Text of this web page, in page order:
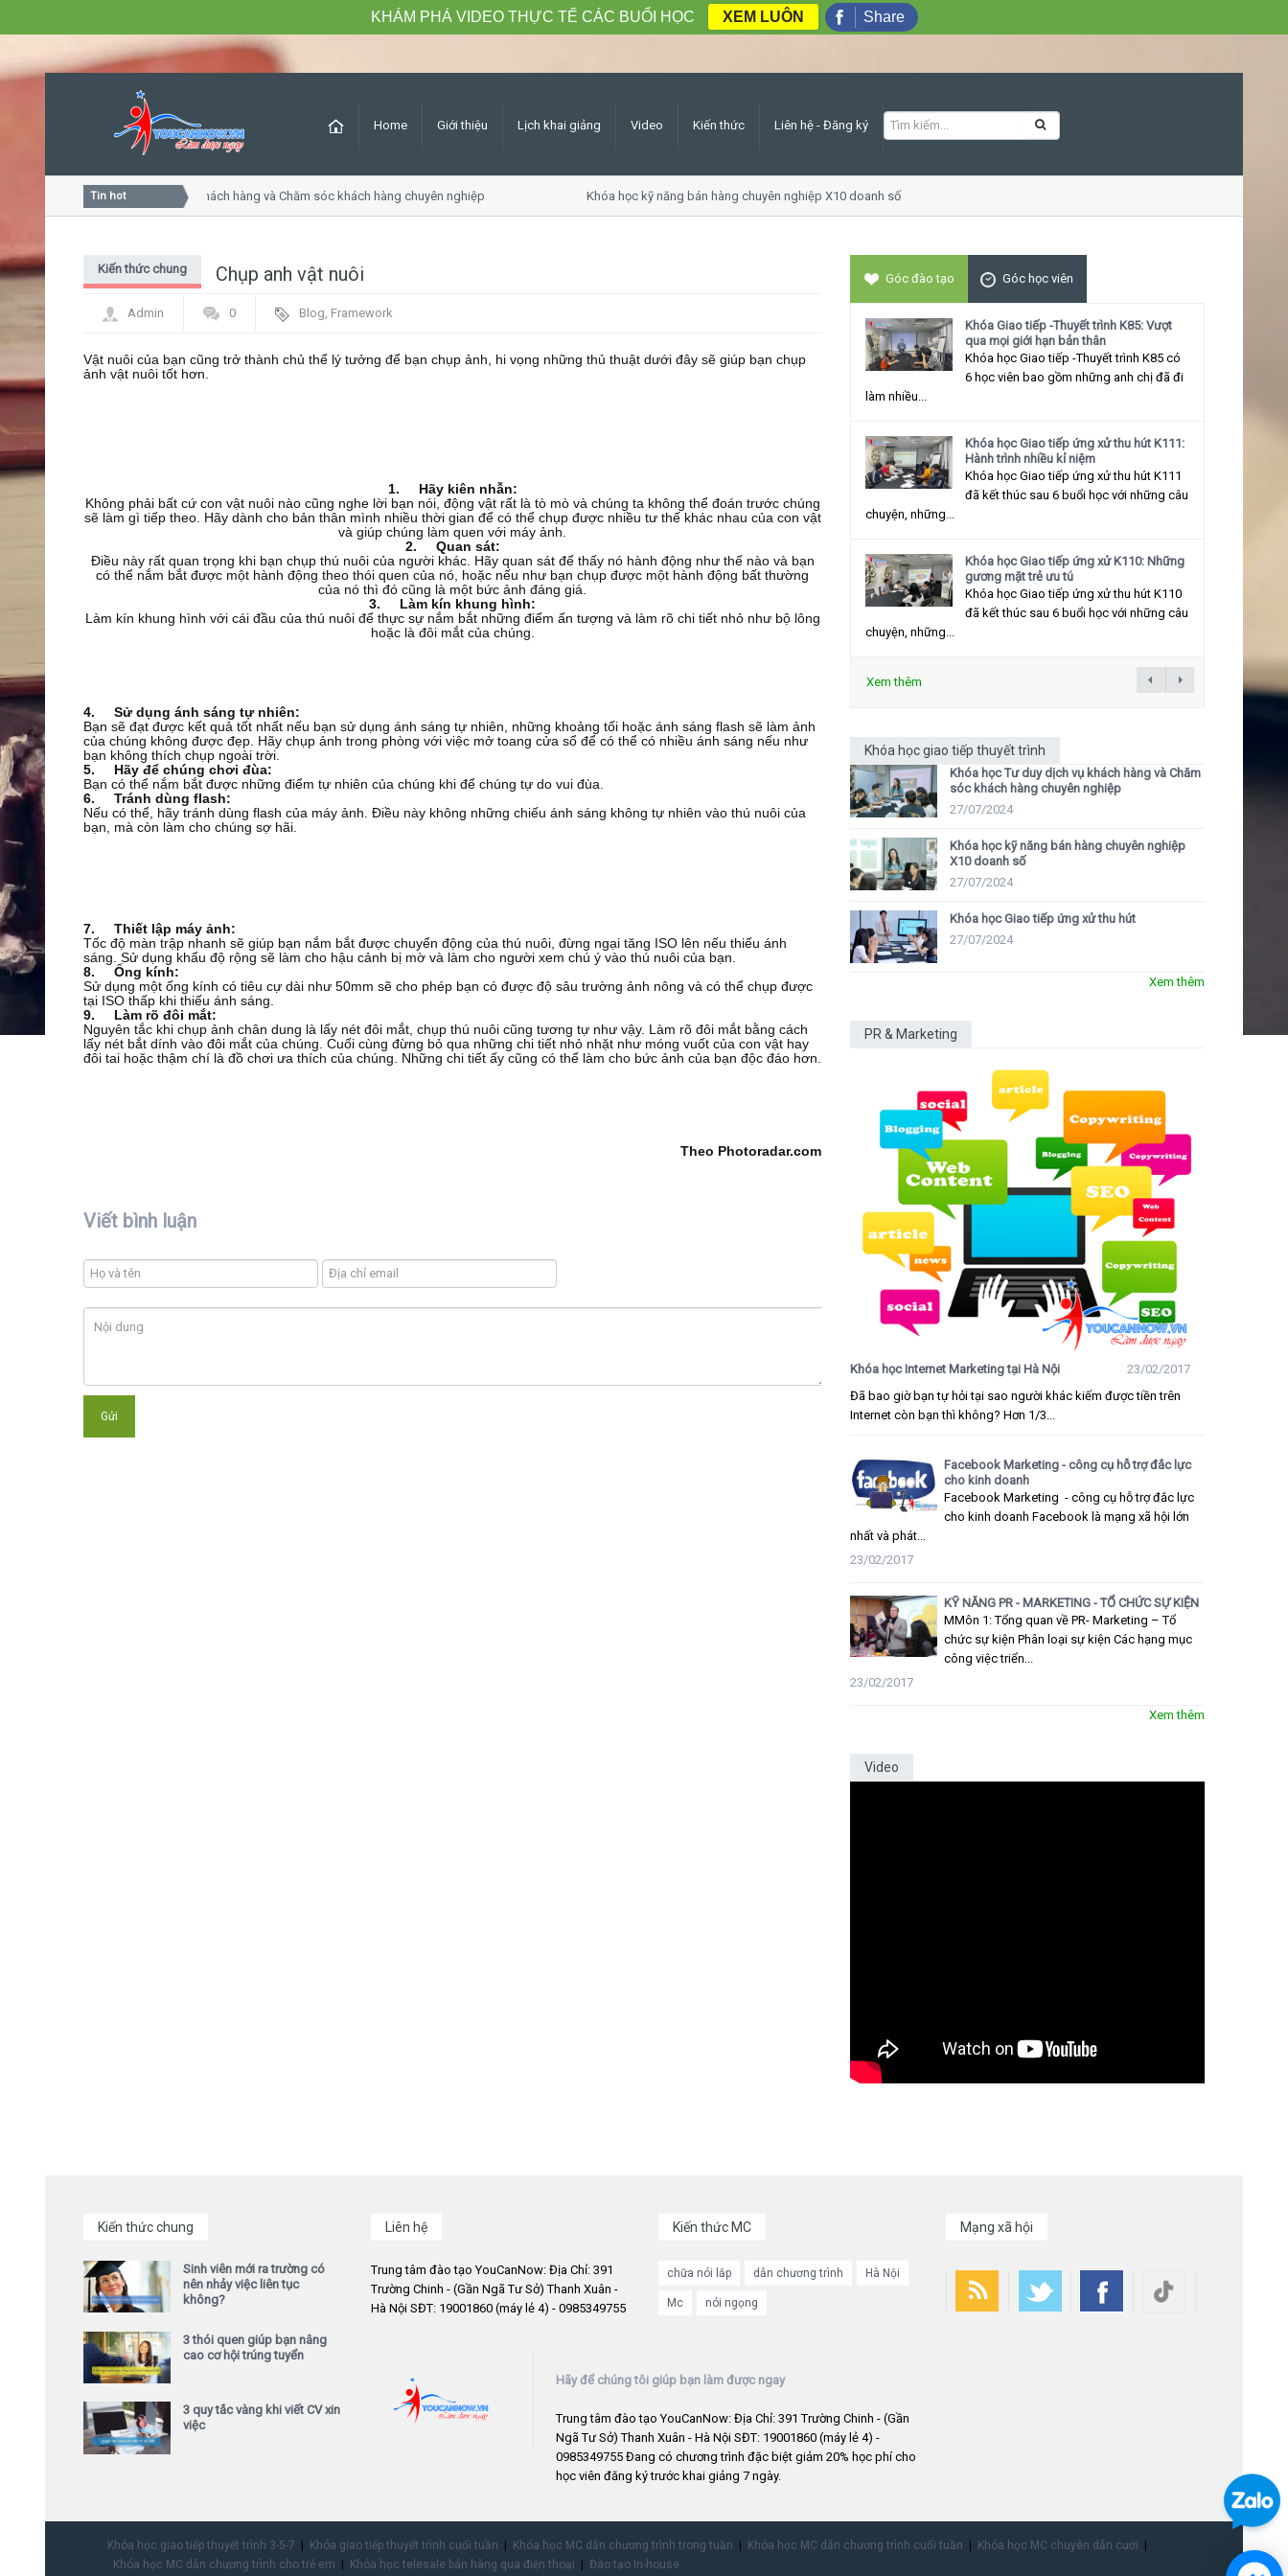
Home Giới thiệu Lịch khai giảng Video Kiến thức Liên hệ - Đăng ký
Tin hot
Khóa học Tư duy dịch vụ khách hàng và Chăm sóc khách hàng chuyên nghiệp Khóa học kỹ năng bán hàng chuyên nghiệp X10 doanh số
Chụp anh vật nuôi
Kiến thức chung
Admin 0 Blog, Framework
Vật nuôi của bạn cũng trở thành chủ thể lý tưởng để bạn chụp ảnh, hi vọng những thủ thuật dưới đây sẽ giúp bạn chụp
ảnh vật nuôi tốt hơn.
1. Hãy kiên nhẫn:
Không phải bất cứ con vật nuôi nào cũng nghe lời bạn nói, động vật rất là tò mò và chúng ta không thể đoán trước chúng
sẽ làm gì tiếp theo. Hãy dành cho bản thân mình nhiều thời gian để có thể chụp được nhiều tư thế khác nhau của con vật
và giúp chúng làm quen với máy ảnh.
2. Quan sát:
Điều này rất quan trọng khi bạn chụp thú nuôi của người khác. Hãy quan sát để thấy nó hành động như thế nào và bạn
có thể nắm bắt được một hành động theo thói quen của nó, hoặc nếu như bạn chụp được một hành động bất thường
của nó thì đó cũng là một bức ảnh đáng giá.
3. Làm kín khung hình:
Làm kín khung hình với cái đầu của thú nuôi để thực sự nắm bắt những điểm ấn tượng và làm rõ chi tiết nhỏ như bộ lông
hoặc là đôi mắt của chúng.
4. Sử dụng ánh sáng tự nhiên:
Bạn sẽ đạt được kết quả tốt nhất nếu bạn sử dụng ánh sáng tự nhiên, những khoảng tối hoặc ánh sáng flash sẽ làm ảnh
của chúng không được đẹp. Hãy chụp ảnh trong phòng với việc mở toang cửa sổ để có thể có nhiều ánh sáng nếu như
bạn không thích chụp ngoài trời.
5. Hãy để chúng chơi đùa:
Bạn có thể nắm bắt được những điểm tự nhiên của chúng khi để chúng tự do vui đùa.
6. Tránh dùng flash:
Nếu có thể, hãy tránh dùng flash của máy ảnh. Điều này không những chiếu ánh sáng không tự nhiên vào thú nuôi của
bạn, mà còn làm cho chúng sợ hãi.
7. Thiết lập máy ảnh:
Tốc độ màn trập nhanh sẽ giúp bạn nắm bắt được chuyển động của thú nuôi, đừng ngại tăng ISO lên nếu thiếu ánh
sáng. Sử dụng khẩu độ rộng sẽ làm cho hậu cảnh bị mờ và làm cho người xem chú ý vào thú nuôi của bạn.
8. Ống kính:
Sử dụng một ống kính có tiêu cự dài như 50mm sẽ cho phép bạn có được độ sâu trường ảnh nông và có thể chụp được
tại ISO thấp khi thiếu ánh sáng.
9. Làm rõ đôi mắt:
Nguyên tắc khi chụp ảnh chân dung là lấy nét đôi mắt, chụp thú nuôi cũng tương tự như vậy. Làm rõ đôi mắt bằng cách
lấy nét bắt dính vào đôi mắt của chúng. Cuối cùng đừng bỏ qua những chi tiết nhỏ nhặt như móng vuốt của con vật hay
đôi tai hoặc thậm chí là đồ chơi ưa thích của chúng. Những chi tiết ấy cũng có thể làm cho bức ảnh của bạn độc đáo hơn.
Theo Photoradar.com
Viết bình luận
Góc đào tạo Góc học viên
Khóa Giao tiếp -Thuyết trình K85: Vượt
qua mọi giới hạn bản thân
Khóa học Giao tiếp -Thuyết trình K85 có
6 học viên bao gồm những anh chị đã đi
làm nhiều...
Khóa học Giao tiếp ứng xử thu hút K111:
Hành trình nhiều kỉ niệm
Khóa học Giao tiếp ứng xử thu hút K111
đã kết thúc sau 6 buổi học với những câu
chuyện, những...
Khóa học Giao tiếp ứng xử K110: Những
gương mặt trẻ ưu tú
Khóa học Giao tiếp ứng xử thu hút K110
đã kết thúc sau 6 buổi học với những câu
chuyện, những...
Xem thêm
Khóa học giao tiếp thuyết trình
Khóa học Tư duy dịch vụ khách hàng và Chăm
sóc khách hàng chuyên nghiệp
27/07/2024
Khóa học kỹ năng bán hàng chuyên nghiệp
X10 doanh số
27/07/2024
Khóa học Giao tiếp ứng xử thu hút
27/07/2024
Xem thêm
PR & Marketing
Khóa học Internet Marketing tại Hà Nội
23/02/2017
Đã bao giờ bạn tự hỏi tại sao người khác kiếm được tiền trên
Internet còn bạn thì không? Hơn 1/3...
Facebook Marketing - công cụ hỗ trợ đắc lực
cho kinh doanh
Facebook Marketing - công cụ hỗ trợ đắc lực
cho kinh doanh Facebook là mạng xã hội lớn
nhất và phát...
23/02/2017
KỸ NĂNG PR - MARKETING - TỔ CHỨC SỰ KIỆN
MMôn 1: Tổng quan về PR- Marketing – Tổ
chức sự kiện Phân loại sự kiện Các hạng mục
công việc triển...
23/02/2017
Xem thêm
Video
Kiến thức chung
Sinh viên mới ra trường có
nên nhảy việc liên tục
không?
3 thói quen giúp bạn nâng
cao cơ hội trúng tuyển
3 quy tắc vàng khi viết CV xin
việc
Liên hệ
Trung tâm đào tạo YouCanNow: Địa Chỉ: 391
Trường Chinh - (Gần Ngã Tư Sở) Thanh Xuân -
Hà Nội SĐT: 19001860 (máy lẻ 4) - 0985349755
Kiến thức MC
chữa nói lắp dẫn chương trình Hà Nội
Mc nói ngọng
Mạng xã hội
Hãy để chúng tôi giúp bạn làm được ngay
Trung tâm đào tạo YouCanNow: Địa Chỉ: 391 Trường Chinh - (Gần
Ngã Tư Sở) Thanh Xuân - Hà Nội SĐT: 19001860 (máy lẻ 4) -
0985349755 Đang có chương trình đặc biệt giảm 20% học phí cho
học viên đăng ký trước khai giảng 7 ngày.
Khóa học giao tiếp thuyết trình 3-5-7 Khóa giao tiếp thuyết trình cuối tuần Khóa học MC dẫn chương trình trong tuần Khóa học MC dẫn chương trình cuối tuần
Khóa học MC chuyên dẫn cưới
Khóa học MC dẫn chương trình cho trẻ em
Khóa học telesale bán hàng qua điện thoại Đào tạo In-house
KHÁM PHÁ VIDEO THỰC TẾ CÁC BUỔI HỌC XEM LUÔN Share